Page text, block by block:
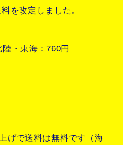
を改定しました。
・東海：760円
げで送料は無料です（海